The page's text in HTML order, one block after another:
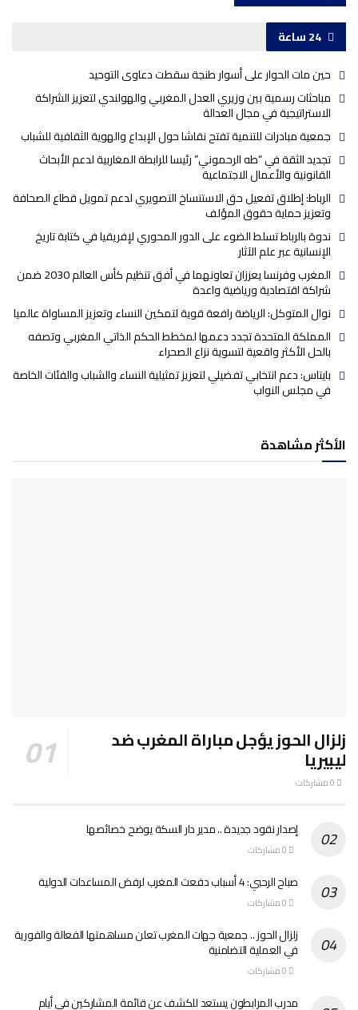
24 ساعة
حين مات الحوار على أسوار طنجة سقطت دعاوى التوحيد
مباحثات رسمية بين وزيري العدل المغربي والهولندي لتعزيز الشراكة
الاستراتيجية في مجال العدالة
جمعية مبادرات للتنمية تفتح نقاشا حول الإبداع والهوية الثقافية للشباب
تجديد الثقة في “طه الرحموني” رئيسا للرابطة المغاربية لدعم الأبحاث
القانونية والأعمال الاجتماعية
الرباط: إطلاق تفعيل حق الاستنساخ التصويري لدعم تمويل قطاع الصحافة
وتعزيز حماية حقوق المؤلف
ندوة بالرباط تسلط الضوء على الدور المحوري لإفريقيا في كتابة تاريخ
الإنسانية عبر علم الآثار
المغرب وفرنسا يعززان تعاونهما في أفق تنظيم كأس العالم 2030 ضمن
شراكة اقتصادية ورياضية واعدة
نوال المتوكل: الرياضة رافعة قوية لتمكين النساء وتعزيز المساواة عالميا
المملكة المتحدة تجدد دعمها لمخطط الحكم الذاتي المغربي وتصفه
بالحل الأكثر واقعية لتسوية نزاع الصحراء
بايتاس: دعم انتخابي تفضيلي لتعزيز تمثيلية النساء والشباب والفئات الخاصة
في مجلس النواب
الأكثر مشاهدة
زلزال الحوز يؤجل مباراة المغرب ضد
ليبيريا
إصدار نقود جديدة .. مدير دار السكة يوضح خصائصها
صباح الرحبي: 4 أسباب دفعت المغرب لرفض المساعدات الدولية
زلزال الحوز .. جمعية جهات المغرب تعلن مساهمتها الفعالة والفورية
في العملية التضامنية
مدرب المرابطون يستعد للكشف عن قائمة المشاركين في أيام